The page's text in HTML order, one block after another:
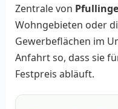
Zentrale von
Wohngebieten oder
Gewerbeflächen im
Anfahrt so, dass sie
Festpreis abläuft.